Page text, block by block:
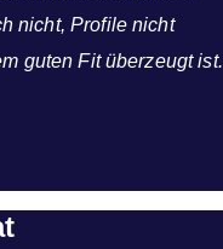
nicht, Profile nicht
guten Fit überzeugt ist.